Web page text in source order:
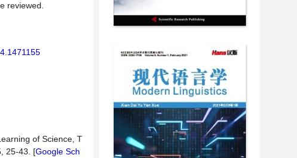
reviewed.
of Science, T
25-43. [Google Sch